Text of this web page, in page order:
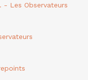
- Les Observateurs